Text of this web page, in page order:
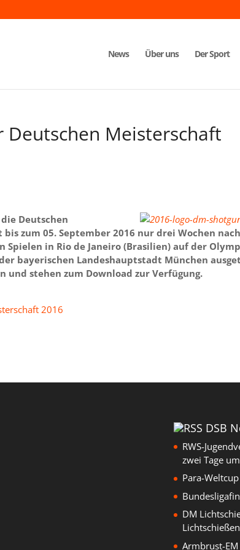
News Über uns Der Sport
Meisterschaft
Deutschen
zum 05. September 2016 nur drei Wochen
in Rio de Janeiro (Brasilien) auf der
bayerischen Landeshauptstadt München
und stehen zum Download zur Verfügung.
2016
DSB
RWS-
zwei Tage
Para-
DM
Armbrust-